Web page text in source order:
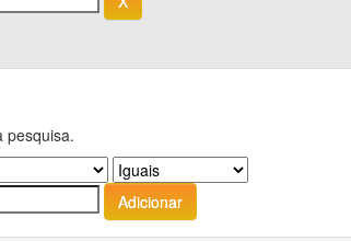
pesquisa.